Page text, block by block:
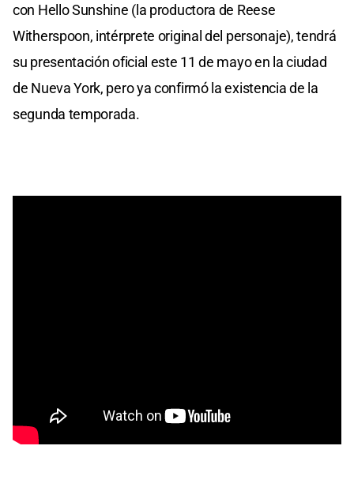
con Hello Sunshine (la productora de Reese
Witherspoon, intérprete original del personaje), tendrá
su presentación oficial este 11 de mayo en la ciudad
de Nueva York, pero ya confirmó la existencia de la
segunda temporada.